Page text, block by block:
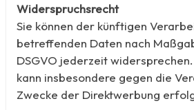
Widerspruchsrecht
Sie können der künftigen
betreffenden Daten nach
DSGVO jederzeit
kann insbesondere gegen die
Zwecke der Direktwerbung